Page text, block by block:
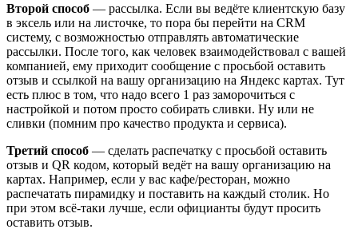
Второй способ — рассылка. Если вы ведёте клиентскую базу
в эксель или на листочке, то пора бы перейти на CRM
систему, с возможностью отправлять автоматические
рассылки. После того, как человек взаимодействовал с вашей
компанией, ему приходит сообщение с просьбой оставить
отзыв и ссылкой на вашу организацию на Яндекс картах. Тут
есть плюс в том, что надо всего 1 раз заморочиться с
настройкой и потом просто собирать сливки. Ну или не
сливки (помним про качество продукта и сервиса).
Третий способ — сделать распечатку с просьбой оставить
отзыв и QR кодом, который ведёт на вашу организацию на
картах. Например, если у вас кафе/ресторан, можно
распечатать пирамидку и поставить на каждый столик. Но
при этом всё-таки лучше, если официанты будут просить
оставить отзыв.